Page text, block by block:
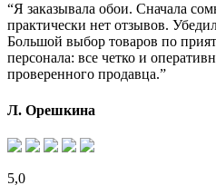
“Я заказывала обои. Сначала
практически нет отзывов.
Большой выбор товаров по
персонала: все четко и
проверенного продавца.”
Л. Орешкина
5,0